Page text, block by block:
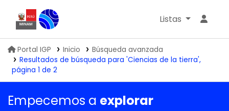
Biblioteca IGP
Listas
Portal IGP Inicio
Búsqueda avanzada
Resultados de búsqueda para 'Ciencias de la tierra',
página 1 de 2
Empecemos a explorar